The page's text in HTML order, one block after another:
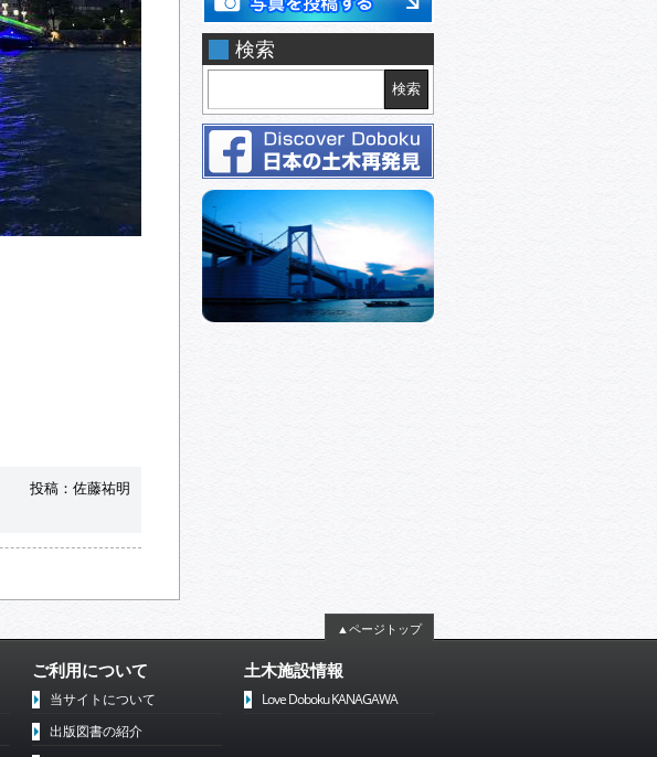
投稿：佐藤祐明
検索
検索
▲ページトップ
ご利用について
当サイトについて
出版図書の紹介
土木施設情報
Love Doboku KANAGAWA